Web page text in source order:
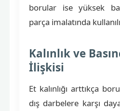
borular ise yüksek
parça imalatında
Kalınlık ve
İlişkisi
Et kalınlığı arttıkça
dış darbelere karşı